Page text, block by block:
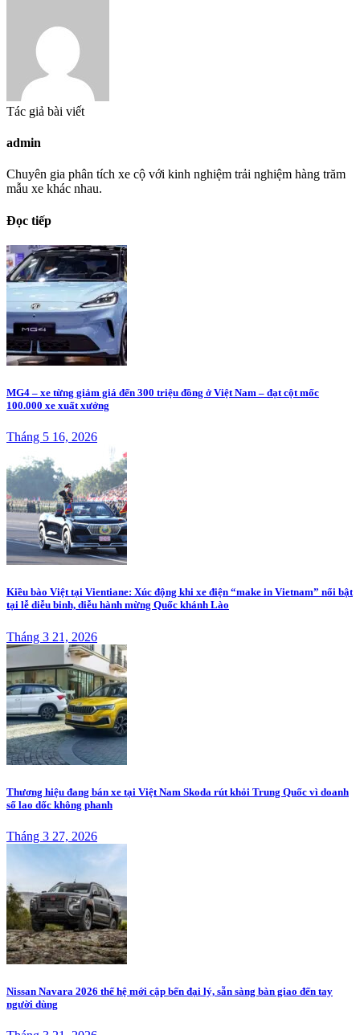
Tác giả bài viết
admin
Chuyên gia phân tích xe cộ với kinh nghiệm trải nghiệm hàng trăm
mẫu xe khác nhau.
Đọc tiếp
MG4 – xe từng giảm giá đến 300 triệu đồng ở Việt Nam – đạt cột mốc
100.000 xe xuất xưởng
Tháng 5 16, 2026
Kiều bào Việt tại Vientiane: Xúc động khi xe điện “make in Vietnam” nổi bật
tại lễ diễu binh, diễu hành mừng Quốc khánh Lào
Tháng 3 21, 2026
Thương hiệu đang bán xe tại Việt Nam Skoda rút khỏi Trung Quốc vì doanh
số lao dốc không phanh
Tháng 3 27, 2026
Nissan Navara 2026 thế hệ mới cập bến đại lý, sẵn sàng bàn giao đến tay
người dùng